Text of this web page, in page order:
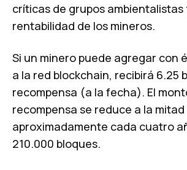
críticas de grupos ambientalistas
rentabilidad de los mineros.
Si un minero puede agregar con
a la red blockchain, recibirá 6.25
recompensa (a la fecha). El
recompensa se reduce a la mitad
aproximadamente cada cuatro
210.000 bloques.